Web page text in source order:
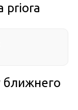
priora
ближнего